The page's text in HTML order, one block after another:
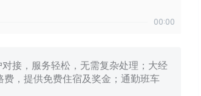
00:00
接，服务轻松，无需复杂处理；大经
费，提供免费住宿及奖金；通勤班车